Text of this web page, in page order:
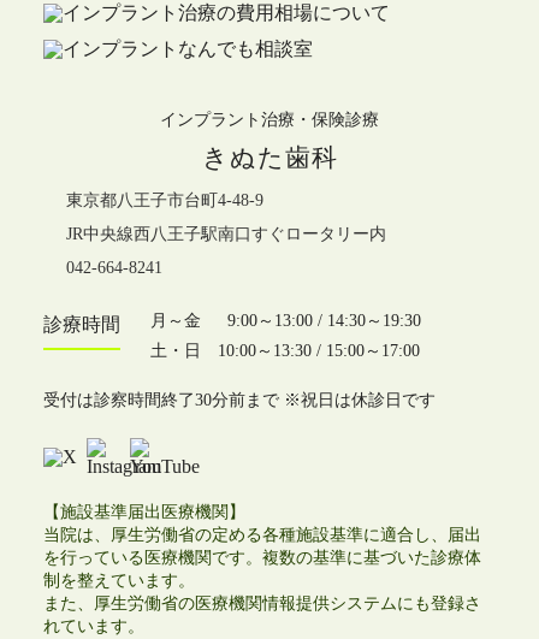
インプラント治療・保険診療
きぬた歯科
東京都八王子市台町4-48-9
JR中央線西八王子駅南口すぐロータリー内
042-664-8241
診療時間
月～金 9:00～13:00 / 14:30～19:30
土・日 10:00～13:30 / 15:00～17:00
受付は診察時間終了30分前まで ※祝日は休診日です
【施設基準届出医療機関】
当院は、厚生労働省の定める各種施設基準に適合し、届出
を行っている医療機関です。複数の基準に基づいた診療体
制を整えています。
また、厚生労働省の医療機関情報提供システムにも登録さ
れています。